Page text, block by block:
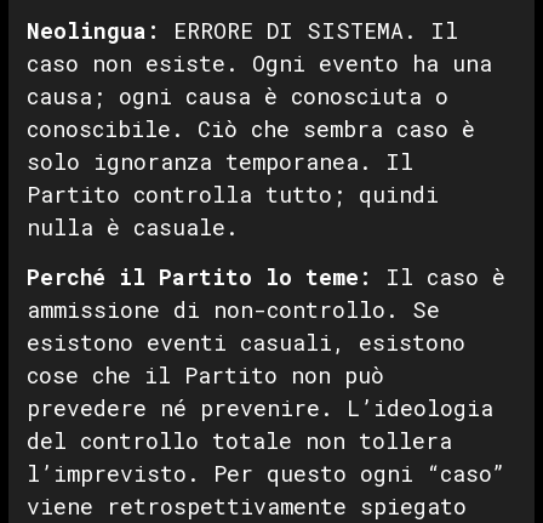
Neolingua:
ERRORE DI SISTEMA. Il
caso non esiste. Ogni evento ha una
causa; ogni causa è conosciuta o
conoscibile. Ciò che sembra caso è
solo ignoranza temporanea. Il
Partito controlla tutto; quindi
nulla è casuale.
Perché il Partito lo teme:
Il caso è
ammissione di non-controllo. Se
esistono eventi casuali, esistono
cose che il Partito non può
prevedere né prevenire. L’ideologia
del controllo totale non tollera
l’imprevisto. Per questo ogni “caso”
viene retrospettivamente spiegato